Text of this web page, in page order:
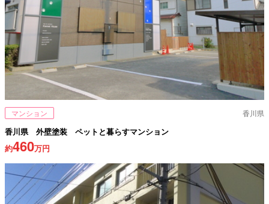
マンション 香川県
香川県 外壁塗装 ペットと暮らすマンション
約460万円